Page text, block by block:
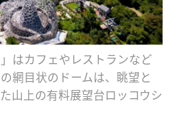
はカフェやレストランなど
網目状のドームは、眺望と
山上の有料展望台ロッコウシ